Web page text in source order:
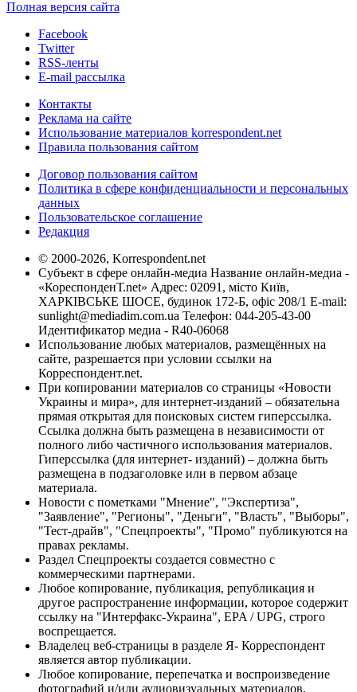
Полная версия сайта
Facebook
Twitter
RSS-ленты
E-mail рассылка
Контакты
Реклама на сайте
Использование материалов korrespondent.net
Правила пользования сайтом
Договор пользования сайтом
Политика в сфере конфиденциальности и персональных
данных
Пользовательское соглашение
Редакция
© 2000-2026, Korrespondent.net
Субъект в сфере онлайн-медиа Название онлайн-медиа -
«КореспонденТ.net» Адрес: 02091, місто Київ,
ХАРКІВСЬКЕ ШОСЕ, будинок 172-Б, офіс 208/1 E-mail:
sunlight@mediadim.com.ua Телефон: 044-205-43-00
Идентификатор медиа - R40-06068
Использование любых материалов, размещённых на
сайте, разрешается при условии ссылки на
Корреспондент.net.
При копировании материалов со страницы «Новости
Украины и мира», для интернет-изданий – обязательна
прямая открытая для поисковых систем гиперссылка.
Ссылка должна быть размещена в независимости от
полного либо частичного использования материалов.
Гиперссылка (для интернет- изданий) – должна быть
размещена в подзаголовке или в первом абзаце
материала.
Новости с пометками "Мнение", "Экспертиза",
"Заявление", "Регионы", "Деньги", "Власть", "Выборы",
"Тест-драйв", "Спецпроекты", "Промо" публикуются на
правах рекламы.
Раздел Спецпроекты создается совместно с
коммерческими партнерами.
Любое копирование, публикация, републикация и
другое распространение информации, которое содержит
ссылку на "Интерфакс-Украина", EPA / UPG, строго
воспрещается.
Владелец веб-страницы в разделе Я- Корреспондент
является автор публикации.
Любое копирование, перепечатка и воспроизведение
фотографий и/или аудиовизуальных материалов,